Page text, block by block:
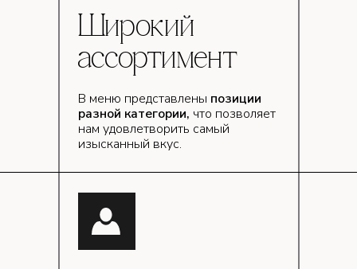
Широкий
ассортимент
В меню представлены позиции
разной категории, что позволяет
нам удовлетворить самый
изысканный вкус.